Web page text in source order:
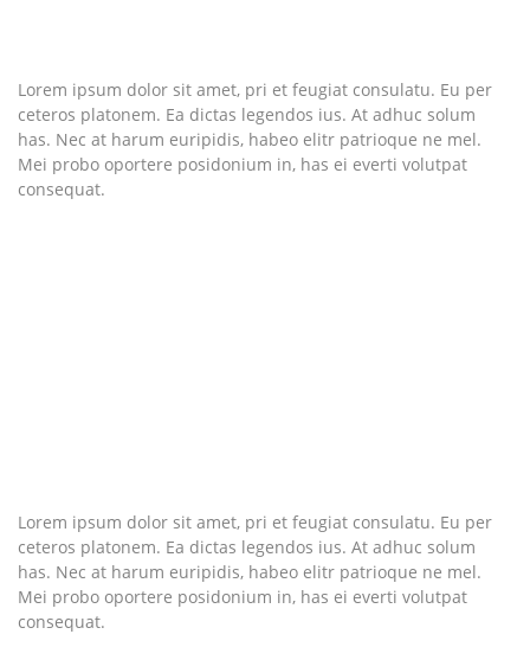
Lorem ipsum dolor sit amet, pri et feugiat consulatu. Eu per
ceteros platonem. Ea dictas legendos ius. At adhuc solum
has. Nec at harum euripidis, habeo elitr patrioque ne mel.
Mei probo oportere posidonium in, has ei everti volutpat
consequat.
Lorem ipsum dolor sit amet, pri et feugiat consulatu. Eu per
ceteros platonem. Ea dictas legendos ius. At adhuc solum
has. Nec at harum euripidis, habeo elitr patrioque ne mel.
Mei probo oportere posidonium in, has ei everti volutpat
consequat.